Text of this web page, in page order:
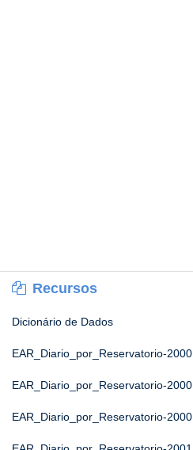
Recursos
Dicionário de Dados
EAR_Diario_por_Reservatorio-2000
EAR_Diario_por_Reservatorio-2000
EAR_Diario_por_Reservatorio-2000